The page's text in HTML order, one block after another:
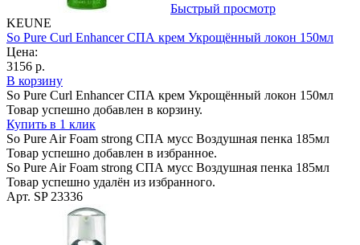
Быстрый просмотр
KEUNE
So Pure Curl Enhancer СПА крем Укрощённый локон 150мл
Цена:
3156 р.
В корзину
So Pure Curl Enhancer СПА крем Укрощённый локон 150мл
Товар успешно добавлен в корзину.
Купить в 1 клик
So Pure Air Foam strong СПА мусс Воздушная пенка 185мл
Товар успешно добавлен в избранное.
So Pure Air Foam strong СПА мусс Воздушная пенка 185мл
Товар успешно удалён из избранного.
Арт. SP 23336